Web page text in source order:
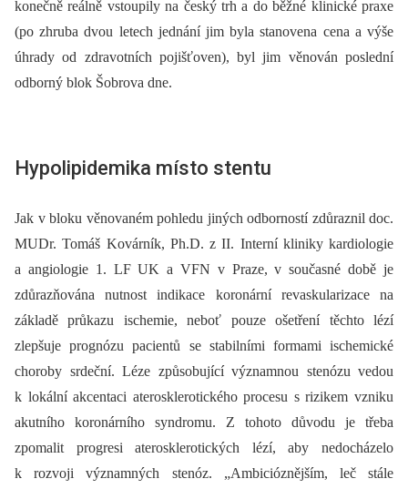
konečně reálně vstoupily na český trh a do běžné klinické praxe
(po zhruba dvou letech jednání jim byla stanovena cena a výše
úhrady od zdravotních pojišťoven), byl jim věnován poslední
odborný blok Šobrova dne.
Hypolipidemika místo stentu
Jak v bloku věnovaném pohledu jiných odborností zdůraznil doc.
MUDr. Tomáš Kovárník, Ph.D. z II. Interní kliniky kardio­logie
a angiologie 1. LF UK a VFN v Praze, v současné době je
zdůrazňována nutnost indikace koronární revaskularizace na
základě průkazu ischemie, neboť pouze ošetření těchto lézí
zlepšuje prognózu pacientů se stabilními formami ischemické
choroby srdeční. Léze způsobující významnou stenózu vedou
k lokální akcentaci aterosklerotického procesu s rizikem vzniku
akutního koronárního syndromu. Z tohoto důvodu je třeba
zpomalit progresi atero­sklerotických lézí, aby nedocházelo
k rozvoji významných stenóz. „Ambicióznějším, leč stále